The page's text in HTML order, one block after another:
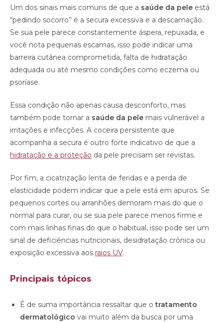
Um dos sinais mais comuns de que a saúde da pele está
“pedindo socorro” é a secura excessiva e a descamação.
Se sua pele parece constantemente áspera, repuxada, e
você nota pequenas escamas, isso pode indicar uma
barreira cutânea comprometida, falta de hidratação
adequada ou até mesmo condições como eczema ou
psoríase.
Essa condição não apenas causa desconforto, mas
também pode tornar a saúde da pele mais vulnerável a
irritações e infecções. A coceira persistente que
acompanha a secura é outro forte indicativo de que a
hidratação e a proteção da pele precisam ser revistas.
Por fim, a cicatrização lenta de feridas e a perda de
elasticidade podem indicar que a pele está em apuros. Se
pequenos cortes ou arranhões demoram mais do que o
normal para curar, ou se sua pele parece menos firme e
com mais linhas finas do que o habitual, isso pode ser um
sinal de deficiências nutricionais, desidratação crônica ou
exposição excessiva aos raios UV.
Principais tópicos
É de suma importância ressaltar que otratamento
dermatológico vai muito além da busca por uma